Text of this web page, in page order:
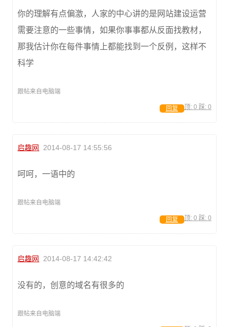
你的理解有点偏激，人家的中心讲的是网站建设运营
需要注意的一些事情，如果你事事都从反面找教材，
那我估计你在每件事情上都能找到一个反例，这样不
科学
跟帖来自电脑端
顶: 0 踩: 0
回复
启趣网 2014-08-17 14:55:56
呵呵，一语中的
跟帖来自电脑端
顶: 0 踩: 0
回复
启趣网 2014-08-17 14:42:42
没有的，创意的域名有很多的
跟帖来自电脑端